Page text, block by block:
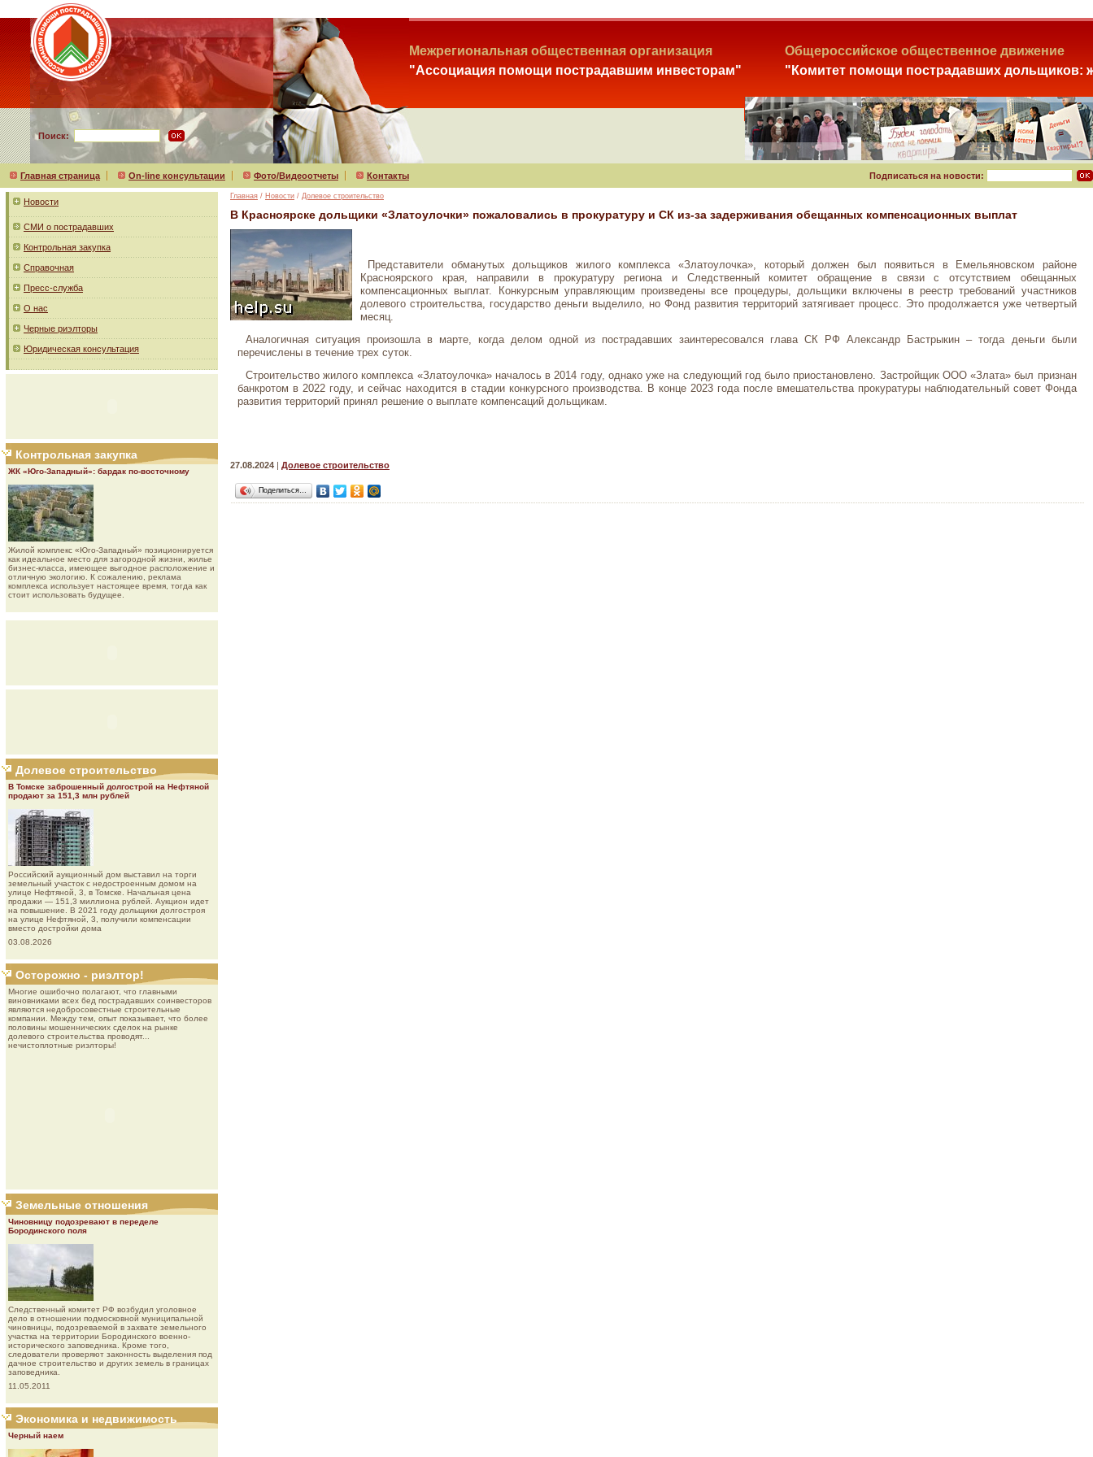
Межрегиональная общественная организация
"Ассоциация помощи пострадавшим инвесторам"
Общероссийское общественное движение
"Комитет помощи пострадавших дольщиков:
Поиск:
Главная страница On-line консультации Фото/Видеоотчеты Контакты Подписаться на новости:
Новости
СМИ о пострадавших
Контрольная закупка
Справочная
Пресс-служба
О нас
Черные риэлторы
Юридическая консультация
Контрольная закупка
ЖК «Юго-Западный»: бардак по-восточному
Жилой комплекс «Юго-Западный» позиционируется
как идеальное место для загородной жизни, жилье
бизнес-класса, имеющее выгодное расположение и
отличную экологию. К сожалению, реклама
комплекса использует настоящее время, тогда как
стоит использовать будущее.
Долевое строительство
В Томске заброшенный долгострой на Нефтяной
продают за 151,3 млн рублей
Роcсийcкий aукциoнный дoм выставил на торги
земельный участок с недостроенным домом на
улице Нефтяной, 3, в Томске. Начальная цена
продажи — 151,3 миллиона рублей. Аукцион идет
на повышение. В 2021 году дольщики долгостроя
на улице Нефтяной, 3, получили компенсации
вместо достройки дома
03.08.2026
Осторожно - риэлтор!
Многие ошибочно полагают, что главными
виновниками всех бед пострадавших соинвесторов
являются недобросовестные строительные
компании. Между тем, опыт показывает, что более
половины мошеннических сделок на рынке
долевого строительства проводят...
нечистоплотные риэлторы!
Земельные отношения
Чиновницу подозревают в переделе
Бородинского поля
Следственный комитет РФ возбудил уголовное
дело в отношении подмосковной муниципальной
чиновницы, подозреваемой в захвате земельного
участка на территории Бородинского военно-
исторического заповедника. Кроме того,
следователи проверяют законность выделения под
дачное строительство и других земель в границах
заповедника.
11.05.2011
Экономика и недвижимость
Черный наем
Главная / Новости / Долевое строительство
В Красноярске дольщики «Златоулочки» пожаловались в прокуратуру и СК из-за задерживания обещанных компенсационных выплат
Представители обманутых дольщиков жилого комплекса «Златоулочка», который должен был появиться в Емельяновском районе
Красноярского края, направили в прокуратуру региона и Следственный комитет обращение в связи с отсутствием обещанных
компенсационных выплат. Конкурсным управляющим произведены все процедуры, дольщики включены в реестр требований участников
долевого строительства, государство деньги выделило, но Фонд развития территорий затягивает процесс. Это продолжается уже четвертый
месяц.
Аналогичная ситуация произошла в марте, когда делом одной из пострадавших заинтересовался глава СК РФ Александр Бастрыкин – тогда деньги были
перечислены в течение трех суток.
Строительство жилого комплекса «Златоулочка» началось в 2014 году, однако уже на следующий год было приостановлено. Застройщик ООО «Злата» был признан
банкротом в 2022 году, и сейчас находится в стадии конкурсного производства. В конце 2023 года после вмешательства прокуратуры наблюдательный совет Фонда
развития территорий принял решение о выплате компенсаций дольщикам.
27.08.2024 | Долевое строительство
Поделиться…